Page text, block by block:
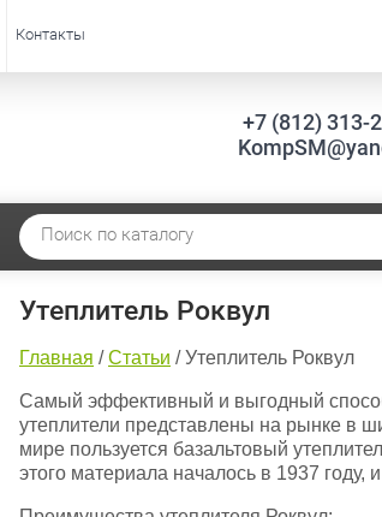
Контакты
+7 (812) 313-
Утеплитель Роквул
Главная /Статьи /Утеплитель Роквул
Самый эффективный и выгодный
утеплители представлены на рынке в
мире пользуется базальтовый
этого материала началось в 1937